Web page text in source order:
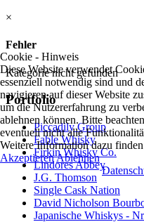
×
Fehler
Kategorie nicht gefunden
Portfolio
Piccadily Group
Fable Whisky
Firkin Whisky Co.
Lindores Abbey
J.G. Thomson
Single Cask Nation
David Nicholson
Japanische Whiskys -
Cookie - Hinweis
Diese Website verwendet
essenziell notwendig sind und
navigieren auf dieser Website
um die Nutzererfahrung zu
ablehnen können. Bitte
eventuell nicht alle
Weitere Information dazu
AkzeptierenAblehnen